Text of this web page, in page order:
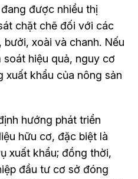
được nhiều thị
chặt chẽ đối với các
bưởi, xoài và chanh. Nếu
hiệu quả, nguy cơ
xuất khẩu của nông sản
hướng phát triển
hữu cơ, đặc biệt là
xuất khẩu; đồng thời,
đầu tư cơ sở đóng